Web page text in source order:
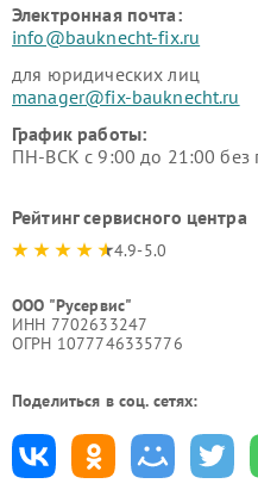
Электронная почта:
info@bauknecht-fix.ru
для юридических лиц
manager@fix-bauknecht.ru
График работы:
ПН-ВСК с 9:00 до 21:00
Рейтинг сервисного центра
4.9-5.0
ООО "Русервис"
ИНН 7702633247
ОГРН 1077746335776
Поделиться в соц. сетях: